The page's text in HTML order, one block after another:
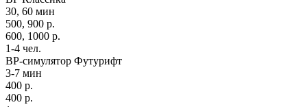
30, 60 мин
500, 900 р.
600, 1000 р.
1-4 чел.
ВР-симулятор Футурифт
3-7 мин
400 р.
400 р.